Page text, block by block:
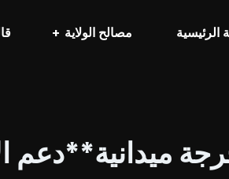
الرئيسية مصالح الولاية
ميدانية**دعم